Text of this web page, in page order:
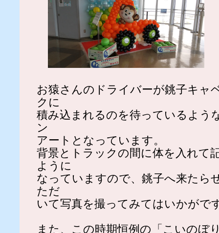
お猿さんのドライバーが銚子キャ
クに
積み込まれるのを待っているよう
ン
アートとなっています。
背景とトラックの間に体を入れて
ように
なっていますので、銚子へ来たら
ただ
いて写真を撮ってみてはいかがで
また、この時期恒例の「こいのぼ